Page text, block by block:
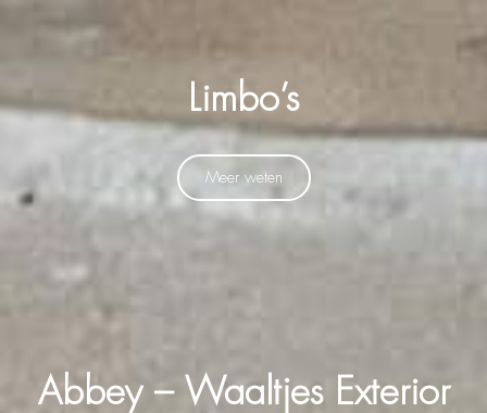
Limbo’s
Meer weten
Abbey – Waaltjes Exterior